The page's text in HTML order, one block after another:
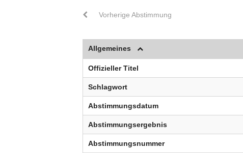
Vorherige Abstimmung
Allgemeines
Offizieller Titel
Schlagwort
Abstimmungsdatum
Abstimmungsergebnis
Abstimmungsnummer